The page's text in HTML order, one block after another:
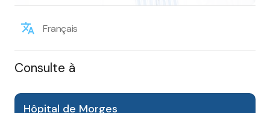
Français
Consulte à
Hôpital de Morges